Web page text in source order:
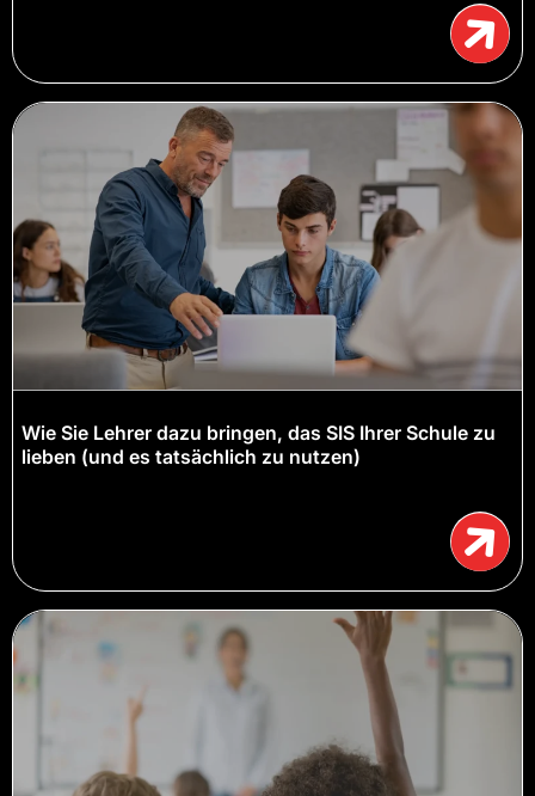
Wie Sie Lehrer dazu bringen, das SIS Ihrer Schule zu
lieben (und es tatsächlich zu nutzen)